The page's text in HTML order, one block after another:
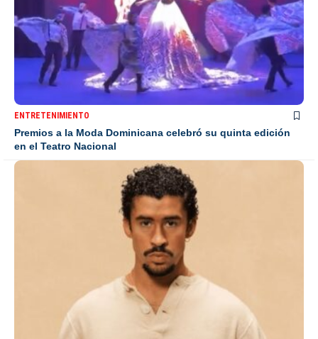
ENTRETENIMIENTO
Premios a la Moda Dominicana celebró su quinta edición
en el Teatro Nacional